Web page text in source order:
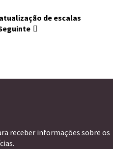
de escalas
receber informações sobre os